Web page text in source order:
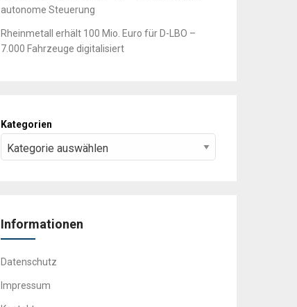
autonome Steuerung
Rheinmetall erhält 100 Mio. Euro für D-LBO –
7.000 Fahrzeuge digitalisiert
Kategorien
Informationen
Datenschutz
Impressum